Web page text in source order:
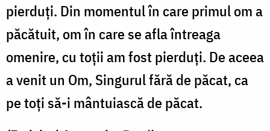
pierduți. Din momentul în care primul om a
păcătuit, om în care se afla întreaga
omenire, cu toții am fost pierduți. De aceea
a venit un Om, Singurul fără de păcat, ca
pe toți să-i mântuiască de păcat.